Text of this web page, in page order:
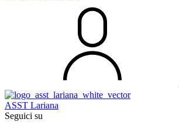
ASST Lariana
Seguici su